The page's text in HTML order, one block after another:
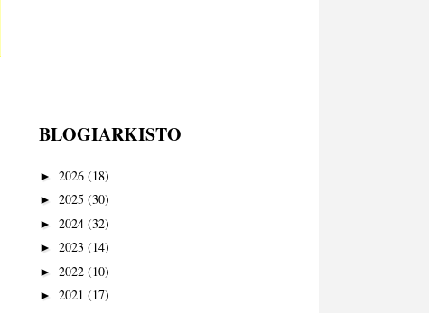
BLOGIARKISTO
► 2026 (18)
► 2025 (30)
► 2024 (32)
► 2023 (14)
► 2022 (10)
► 2021 (17)